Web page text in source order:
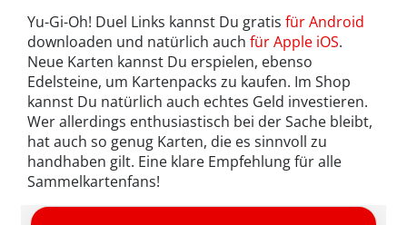
Yu-Gi-Oh! Duel Links kannst Du gratis für Android
downloaden und natürlich auch für Apple iOS.
Neue Karten kannst Du erspielen, ebenso
Edelsteine, um Kartenpacks zu kaufen. Im Shop
kannst Du natürlich auch echtes Geld investieren.
Wer allerdings enthusiastisch bei der Sache bleibt,
hat auch so genug Karten, die es sinnvoll zu
handhaben gilt. Eine klare Empfehlung für alle
Sammelkartenfans!